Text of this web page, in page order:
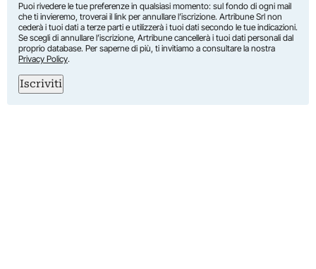
Puoi rivedere le tue preferenze in qualsiasi momento: sul fondo di ogni mail
che ti invieremo, troverai il link per annullare l’iscrizione. Artribune Srl non
cederà i tuoi dati a terze parti e utilizzerà i tuoi dati secondo le tue indicazioni.
Se scegli di annullare l’iscrizione, Artribune cancellerà i tuoi dati personali dal
proprio database. Per saperne di più, ti invitiamo a consultare la nostra
Privacy Policy.
Iscriviti